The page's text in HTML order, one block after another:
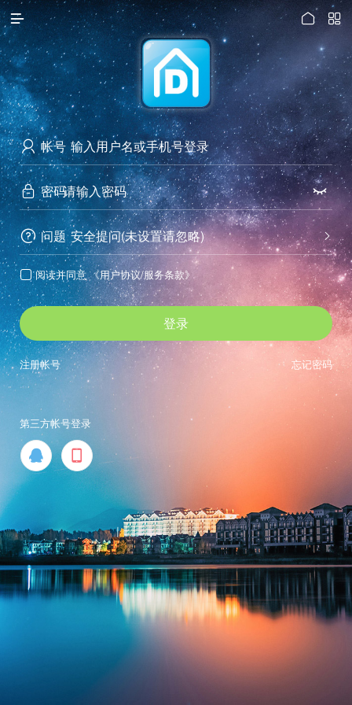

访问电脑版
 

 帐号
 密码 
 问题 
安全提问(未设置请忽略)
 阅读并同意 《用户协议/服务条款》
登录
忘记密码
注册帐号
第三方帐号登录
 